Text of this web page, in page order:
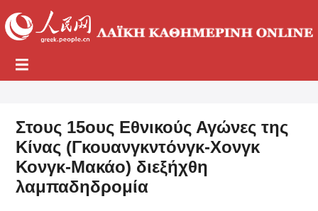
Στους 15ους Εθνικούς Αγώνες της
Κίνας (Γκουανγκντόνγκ-Χονγκ
Κονγκ-Μακάο) διεξήχθη
λαμπαδηδρομία